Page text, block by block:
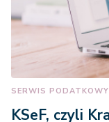
SERWIS PODATKOWY
KSeF, czyli